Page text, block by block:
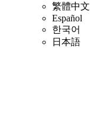
繁體中文
Español
한국어
日本語